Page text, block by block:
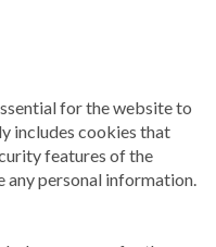
for the website to
includes cookies that
features of the
any personal information.